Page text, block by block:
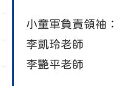
小童軍負責領袖：
李凱玲老師
李艷平老師